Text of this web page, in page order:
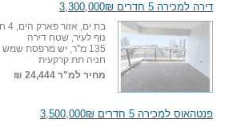
דירה למכירה 5 חדרים 3,300,000₪
בת ים, אזור פארק הים, 4 חדרי שינה + סלון
נוף לעיר, שטח דירה
135 מ"ר, יש מרפסת שמש 1
חניה תת קרקעית
מחיר למ"ר 24,444 ₪
פנטהאוס למכירה 5 חדרים 3,500,000₪